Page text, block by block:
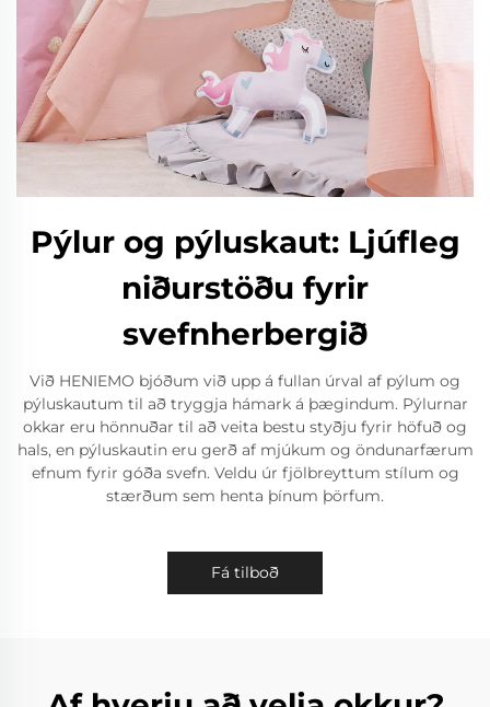
Pýlur og pýluskaut: Ljúfleg
niðurstöðu fyrir
svefnherbergið
Við HENIEMO bjóðum við upp á fullan úrval af pýlum og
pýluskautum til að tryggja hámark á þægindum. Pýlurnar
okkar eru hönnuðar til að veita bestu styðju fyrir höfuð og
hals, en pýluskautin eru gerð af mjúkum og öndunarfærum
efnum fyrir góða svefn. Veldu úr fjölbreyttum stílum og
stærðum sem henta þínum þörfum.
Fá tilboð